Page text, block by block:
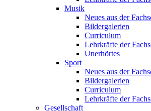
Musik
Neues aus der
Bildergalerien
Curriculum
Lehrkräfte der
Unerhörtes
Sport
Neues aus der
Bildergalerien
Curriculum
Lehrkräfte der
Gesellschaft